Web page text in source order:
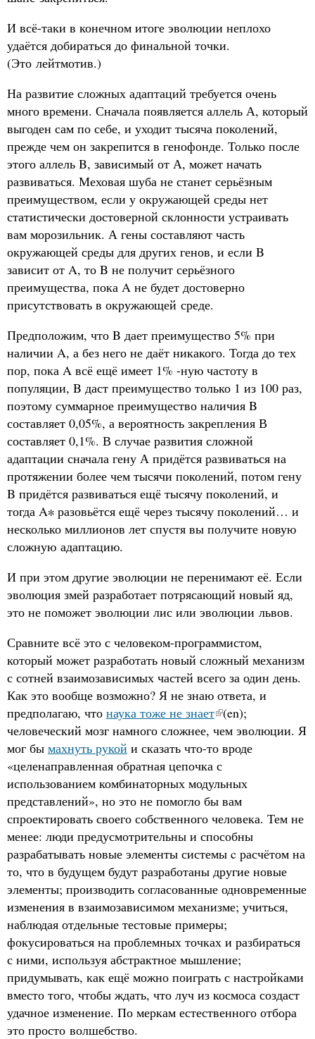
И всё-таки в конечном итоге эволюции неплохо
удаётся добираться до финальной точки.
(Это лейтмотив.)
На развитие сложных адаптаций требуется очень
много времени. Сначала появляется аллель А, который
выгоден сам по себе, и уходит тысяча поколений,
прежде чем он закрепится в генофонде. Только после
этого аллель B, зависимый от А, может начать
развиваться. Меховая шуба не станет серьёзным
преимуществом, если у окружающей среды нет
статистически достоверной склонности устраивать
вам морозильник. А гены составляют часть
окружающей среды для других генов, и если B
зависит от A, то B не получит серьёзного
преимущества, пока A не будет достоверно
присутствовать в окружающей среде.
Предположим, что B дает преимущество 5% при
наличии A, а без него не даёт никакого. Тогда до тех
пор, пока A всё ещё имеет 1% -ную частоту в
популяции, B даст преимущество только 1 из 100 раз,
поэтому суммарное преимущество наличия B
составляет 0,05%, а вероятность закрепления В
составляет 0,1%. В случае развития сложной
адаптации сначала гену А придётся развиваться на
протяжении более чем тысячи поколений, потом гену
B придётся развиваться ещё тысячу поколений, и
тогда A∗ разовьётся ещё через тысячу поколений… и
несколько миллионов лет спустя вы получите новую
сложную адаптацию.
И при этом другие эволюции не перенимают её. Если
эволюция змей разработает потрясающий новый яд,
это не поможет эволюции лис или эволюции львов.
Сравните всё это с человеком-программистом,
который может разработать новый сложный механизм
с сотней взаимозависимых частей всего за один день.
Как это вообще возможно? Я не знаю ответа, и
предполагаю, что наука тоже не знает (en);
человеческий мозг намного сложнее, чем эволюции. Я
мог бы махнуть рукой и сказать что-то вроде
«целенаправленная обратная цепочка с
использованием комбинаторных модульных
представлений», но это не помогло бы вам
спроектировать своего собственного человека. Тем не
менее: люди предусмотрительны и способны
разрабатывать новые элементы системы c расчётом на
то, что в будущем будут разработаны другие новые
элементы; производить согласованные одновременные
изменения в взаимозависимом механизме; учиться,
наблюдая отдельные тестовые примеры;
фокусироваться на проблемных точках и разбираться
с ними, используя абстрактное мышление;
придумывать, как ещё можно поиграть с настройками
вместо того, чтобы ждать, что луч из космоса создаст
удачное изменение. По меркам естественного отбора
это просто волшебство.